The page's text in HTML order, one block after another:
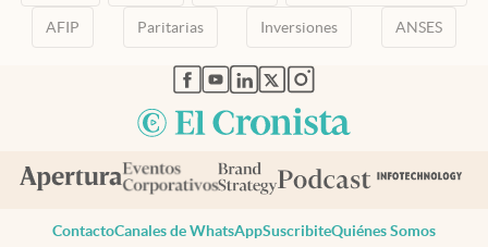
AFIP Paritarias Inversiones ANSES
abre en nueva pestaña
abre en nueva pestaña
abre en nueva pestaña
abre en nueva pestaña
abre en nueva pestaña
ContactoCanales de WhatsAppSuscribiteQuiénes Somos